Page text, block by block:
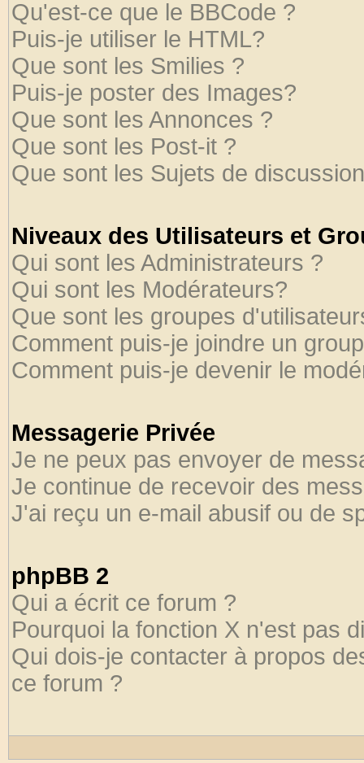
Qu'est-ce que le BBCode ?
Puis-je utiliser le HTML?
Que sont les Smilies ?
Puis-je poster des Images?
Que sont les Annonces ?
Que sont les Post-it ?
Que sont les Sujets de
Niveaux des Utilisateurs et
Qui sont les Administrateurs ?
Qui sont les Modérateurs?
Que sont les groupes
Comment puis-je joindre un
Comment puis-je devenir le
Messagerie Privée
Je ne peux pas envoyer de
Je continue de recevoir des
J'ai reçu un e-mail abusif ou de
phpBB 2
Qui a écrit ce forum ?
Pourquoi la fonction X n'est pas
Qui dois-je contacter à propos
ce forum ?